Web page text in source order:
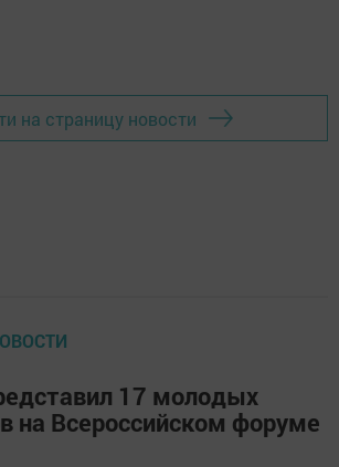
на страницу новости
17 молодых
на Всероссийском форуме